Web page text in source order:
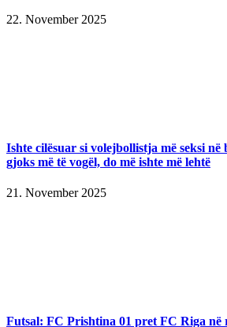
22. November 2025
Ishte cilësuar si volejbollistja më seksi në
gjoks më të vogël, do më ishte më lehtë
21. November 2025
Futsal: FC Prishtina 01 pret FC Riga në